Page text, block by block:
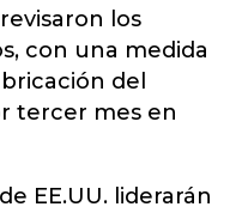
los
con una medida
del
tercer mes en
EE.UU. liderarán